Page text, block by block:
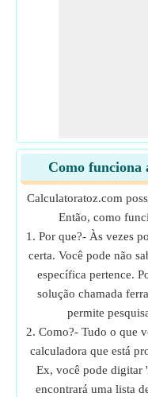
Como funciona
Calculatoratoz.com
Então, como
1. Por que?- Às vezes
certa. Você pode não
específica pertence.
solução chamada
permite
2. Como?- Tudo o que
calculadora que está
Ex, você pode digitar
encontrará uma lista